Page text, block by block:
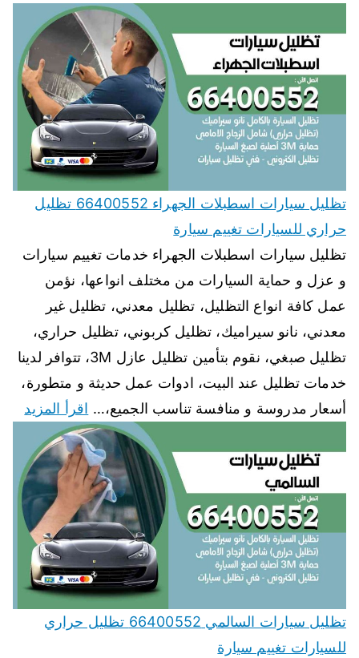
تظليل سيارات اسطبلات الجهراء 66400552 تظليل
حراري للسيارات تغييم سيارة
تظليل سيارات اسطبلات الجهراء خدمات تغييم سيارات
و عزل و حماية السيارات من مختلف انواعها، نؤمن
عمل كافة انواع التظليل، تظليل معدني، تظليل غير
معدني، نانو سيراميك، تظليل كربوني، تظليل حراري،
تظليل صبغي، نقوم بتأمين تظليل عازل 3M، تتوافر لدينا
خدمات تظليل عند البيت، ادوات عمل حديثة و متطورة،
أسعار مدروسة و منافسة تناسب الجميع،… اقرأ المزيد
تظليل سيارات السالمي 66400552 تظليل حراري
للسيارات تغييم سيارة